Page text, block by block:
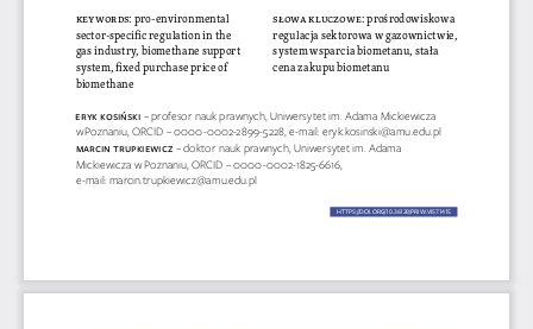
1415
keywords: pro-environmental
sector-specific regulation in the
gas industry, biomethane support
system, fixed purchase price of
biomethane
słowa kluczowe: prośrodowiskowa
regulacja sektorowa w gazownictwie,
system wsparcia biometanu, stała
cena zakupu biometanu
eRYK KosińsKi
– profesor nauk prawnych, Uniwersytet im. Adama Mickiewicza
w Poznaniu, ORCID – 0000-0002-2899-5228, e-mail: eryk.kosinski@amu.edu.pl
maRciN tRUpKie Wicz
– doktor nauk prawnych, Uniwersytet im. Adama
Mickiewicza w Poznaniu, ORCID – 0000-0002-1825-6616,
e-mail: marcin.trupkiewicz@amu.edu.pl
HTTPS://DOI.ORG/10.36128/PRIW.VI57.1415